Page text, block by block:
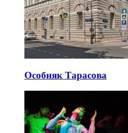
Особняк Тарасова